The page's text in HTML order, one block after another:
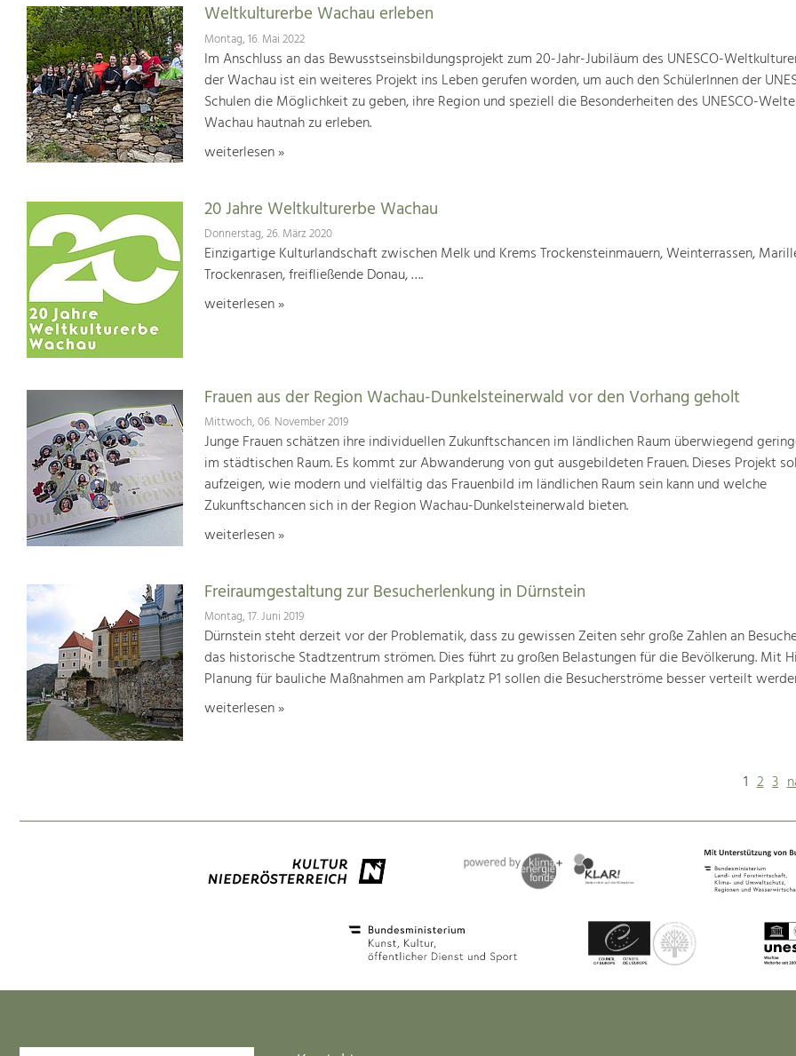
Weltkulturerbe Wachau erleben
Montag, 16. Mai 2022
Im Anschluss an das Bewusstseinsbildungsprojekt zum 20-Jahr-Jubiläum des UNESCO-
der Wachau ist ein weiteres Projekt ins Leben gerufen worden, um auch den SchülerInnen der
Schulen die Möglichkeit zu geben, ihre Region und speziell die Besonderheiten des UNESCO-
Wachau hautnah zu erleben.
weiterlesen »
20 Jahre Weltkulturerbe Wachau
Donnerstag, 26. März 2020
Einzigartige Kulturlandschaft zwischen Melk und Krems Trockensteinmauern, Weinterrassen,
Trockenrasen, freifließende Donau, ….
weiterlesen »
Frauen aus der Region Wachau-Dunkelsteinerwald vor den Vorhang geholt
Mittwoch, 06. November 2019
Junge Frauen schätzen ihre individuellen Zukunftschancen im ländlichen Raum überwiegend
im städtischen Raum. Es kommt zur Abwanderung von gut ausgebildeten Frauen. Dieses Projekt
aufzeigen, wie modern und vielfältig das Frauenbild im ländlichen Raum sein kann und welche
Zukunftschancen sich in der Region Wachau-Dunkelsteinerwald bieten.
weiterlesen »
Freiraumgestaltung zur Besucherlenkung in Dürnstein
Montag, 17. Juni 2019
Dürnstein steht derzeit vor der Problematik, dass zu gewissen Zeiten sehr große Zahlen an
das historische Stadtzentrum strömen. Dies führt zu großen Belastungen für die Bevölkerung. Mit
Planung für bauliche Maßnahmen am Parkplatz P1 sollen die Besucherströme besser verteilt
weiterlesen »
1 2 3